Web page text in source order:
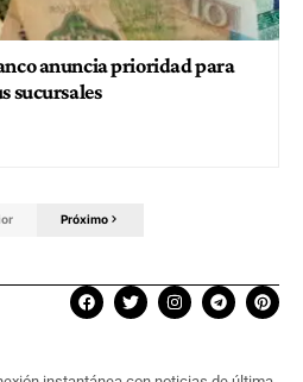
anuncia prioridad para
sucursales
Próximo